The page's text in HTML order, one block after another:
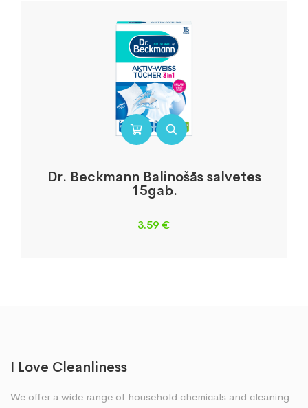
Dr. Beckmann Balinošās salvetes
15gab.
3.59 €
I Love Cleanliness
We offer a wide range of household chemicals and cleaning